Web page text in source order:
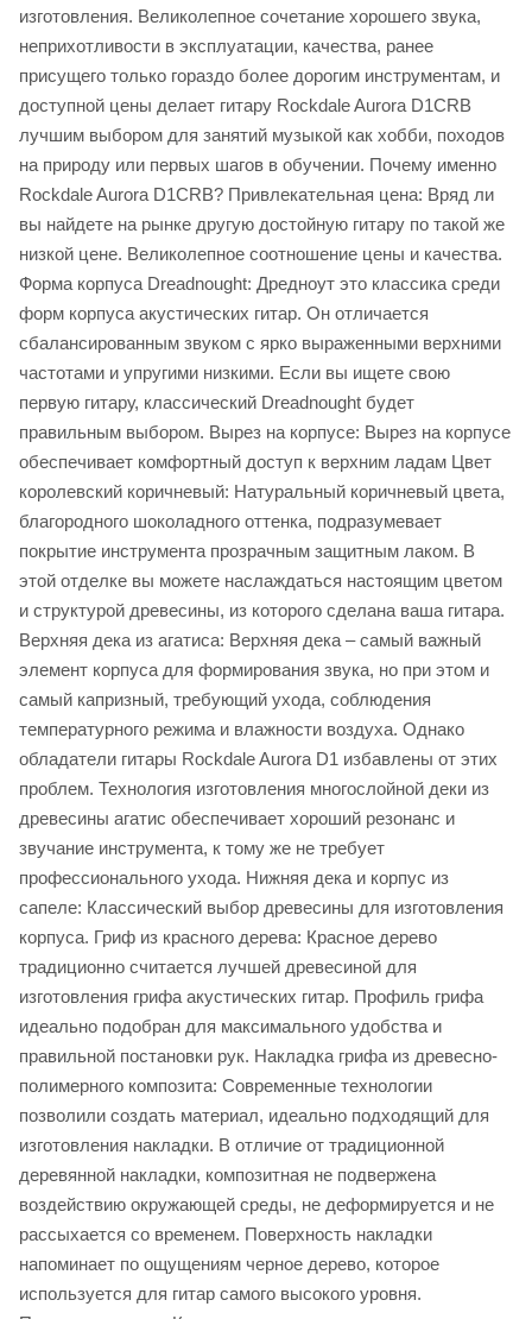
изготовления. Великолепное сочетание хорошего звука,
неприхотливости в эксплуатации, качества, ранее
присущего только гораздо более дорогим инструментам, и
доступной цены делает гитару Rockdale Aurora D1CRB
лучшим выбором для занятий музыкой как хобби, походов
на природу или первых шагов в обучении. Почему именно
Rockdale Aurora D1CRB? Привлекательная цена: Вряд ли
вы найдете на рынке другую достойную гитару по такой же
низкой цене. Великолепное соотношение цены и качества.
Форма корпуса Dreadnought: Дредноут это классика среди
форм корпуса акустических гитар. Он отличается
сбалансированным звуком с ярко выраженными верхними
частотами и упругими низкими. Если вы ищете свою
первую гитару, классический Dreadnought будет
правильным выбором. Вырез на корпусе: Вырез на корпусе
обеспечивает комфортный доступ к верхним ладам Цвет
королевский коричневый: Натуральный коричневый цвета,
благородного шоколадного оттенка, подразумевает
покрытие инструмента прозрачным защитным лаком. В
этой отделке вы можете наслаждаться настоящим цветом
и структурой древесины, из которого сделана ваша гитара.
Верхняя дека из агатиса: Верхняя дека – самый важный
элемент корпуса для формирования звука, но при этом и
самый капризный, требующий ухода, соблюдения
температурного режима и влажности воздуха. Однако
обладатели гитары Rockdale Aurora D1 избавлены от этих
проблем. Технология изготовления многослойной деки из
древесины агатис обеспечивает хороший резонанс и
звучание инструмента, к тому же не требует
профессионального ухода. Нижняя дека и корпус из
сапеле: Классический выбор древесины для изготовления
корпуса. Гриф из красного дерева: Красное дерево
традиционно считается лучшей древесиной для
изготовления грифа акустических гитар. Профиль грифа
идеально подобран для максимального удобства и
правильной постановки рук. Накладка грифа из древесно-
полимерного композита: Современные технологии
позволили создать материал, идеально подходящий для
изготовления накладки. В отличие от традиционной
деревянной накладки, композитная не подвержена
воздействию окружающей среды, не деформируется и не
рассыхается со временем. Поверхность накладки
напоминает по ощущениям черное дерево, которое
используется для гитар самого высокого уровня.